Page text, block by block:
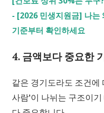
- [2026 민생지원금] 나는
기준부터 확인하세요
4. 금액보다 중요한
같은 경기도라도 조건
사람'이 나뉘는 구조이